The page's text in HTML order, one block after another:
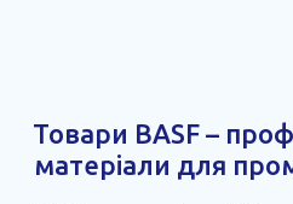
Товари BASF –
матеріали для